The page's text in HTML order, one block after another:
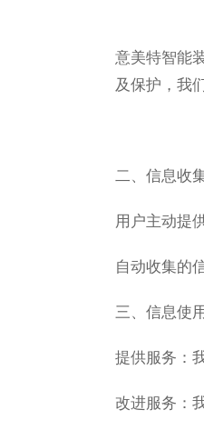
意美特智能
及保护，我
二、信息收
用户主动提
自动收集的
三、信息使用
提供服务‌：
改进服务‌：